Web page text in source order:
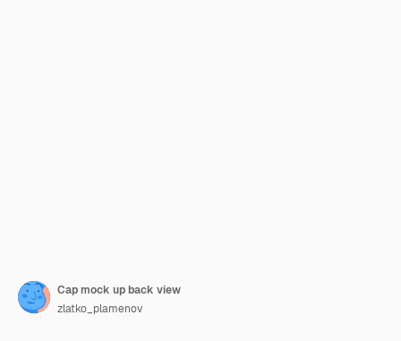
Cap mock up back view
zlatko_plamenov